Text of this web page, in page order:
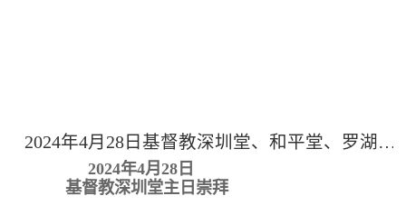
2024年4月28日基督教深圳堂、和平堂、罗湖堂主日崇拜
2024年4月28日
基督教深圳堂主日崇拜